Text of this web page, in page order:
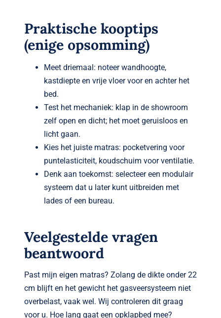
Praktische kooptips
(enige opsomming)
Meet driemaal: noteer wandhoogte,
kastdiepte en vrije vloer voor en achter het
bed.
Test het mechaniek: klap in de showroom
zelf open en dicht; het moet geruisloos en
licht gaan.
Kies het juiste matras: pocketvering voor
puntelasticiteit, koudschuim voor ventilatie.
Denk aan toekomst: selecteer een modulair
systeem dat u later kunt uitbreiden met
lades of een bureau.
Veelgestelde vragen
beantwoord
Past mijn eigen matras? Zolang de dikte onder 22
cm blijft en het gewicht het gasveersysteem niet
overbelast, vaak wel. Wij controleren dit graag
voor u. Hoe lang gaat een opklapbed mee?